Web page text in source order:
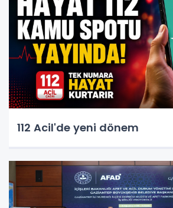
112 Acil'de yeni dönem